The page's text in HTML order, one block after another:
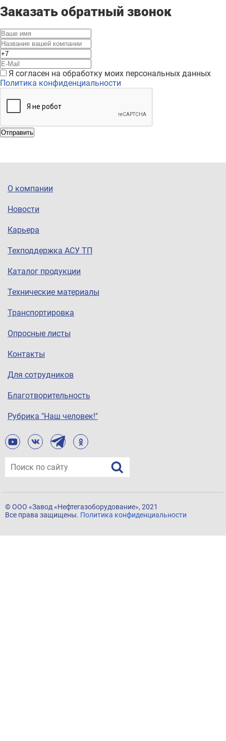
Заказать обратный звонок
Я согласен на обработку моих персональных данных
Политика конфиденциальности
Отправить
О компании
Новости
Карьера
Техподдержка АСУ ТП
Каталог продукции
Технические материалы
Транспортировка
Опросные листы
Контакты
Для сотрудников
Благотворительность
Рубрика "Наш человек!"
© ООО «Завод «Нефтегазоборудование», 2021
Все права защищены. Политика конфиденциальности